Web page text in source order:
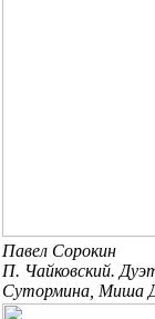
Павел Сорокин
П. Чайковский.
Сутормина, Миша